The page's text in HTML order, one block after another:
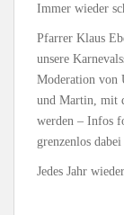
Immer wieder
Pfarrer Klaus
unsere
Moderation von
und Martin, mit
werden – Infos
grenzenlos dabei
Jedes Jahr